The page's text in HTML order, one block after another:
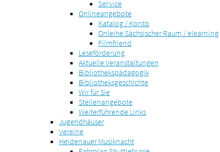
Service
Onlineangebote
Katalog / Konto
Onleihe Sächsischer Raum / elearning
Filmfriend
Leseförderung
Aktuelle Veranstaltungen
Bibliothekspädagogik
Bibliotheksgeschichte
Wir für Sie
Stellenangebote
Weiterführende Links
Jugendhäuser
Vereine
Heidenauer Musiknacht